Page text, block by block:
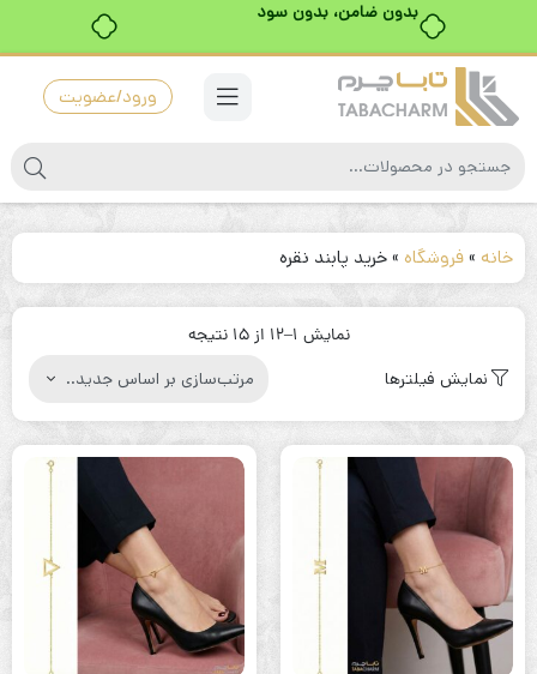
بدون ضامن، بدون سود
ورود/عضویت
خانه »فروشگاه »خرید پابند نقره
نمایش 1–12 از 15 نتیجه
مرتب‌سازی
اساس
نمایش فیلترها